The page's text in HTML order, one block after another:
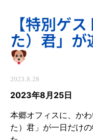
【特別ゲ
た）君」が
2023.8.28
2023年8月25日
本郷オフィスに、か
た）君」が一日だけ